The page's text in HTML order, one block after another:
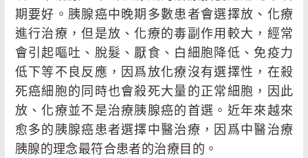
期要好。胰腺癌中晚期多數患者會選擇放、化療
進行治療，但是放、化療的毒副作用較大，經常
會引起嘔吐、脫髮、厭食、白細胞降低、免疫力
低下等不良反應，因爲放化療沒有選擇性，在殺
死癌細胞的同時也會殺死大量的正常細胞，因此
放、化療並不是治療胰腺癌的首選。近年來越來
愈多的胰腺癌患者選擇中醫治療，因爲中醫治療
胰腺的理念最符合患者的治療目的。